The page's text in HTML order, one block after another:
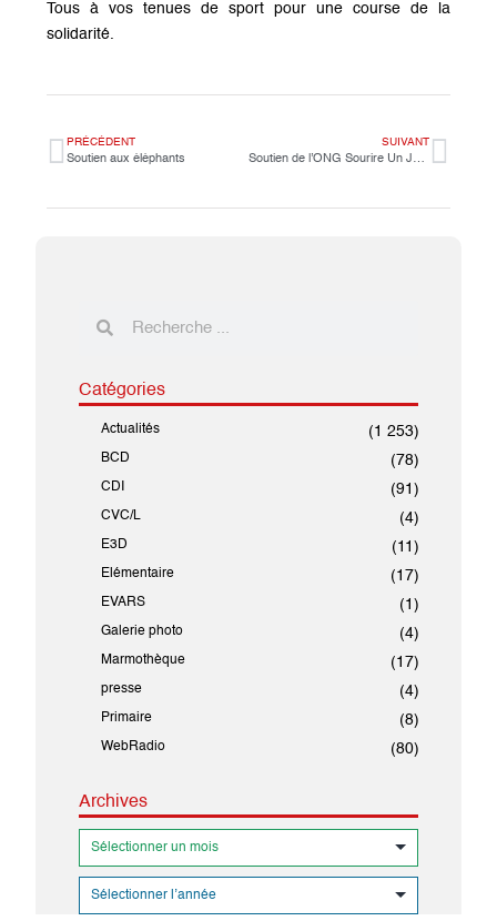
Tous à vos tenues de sport pour une course de la
solidarité.
PRÉCÉDENT
Soutien aux éléphants
SUIVANT
Soutien de l’ONG Sourire Un Jour.
Catégories
Actualités (1 253)
BCD (78)
CDI (91)
CVC/L (4)
E3D (11)
Elémentaire (17)
EVARS (1)
Galerie photo (4)
Marmothèque (17)
presse (4)
Primaire (8)
WebRadio (80)
Archives